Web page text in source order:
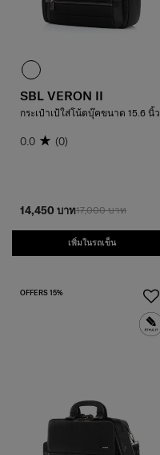
17,000 บาท
14,450 บาท
เพิ่มในรถเข็น
SBL VERON II
กระเป๋าเป้ใส่โน้ตบุ๊คขนาด 15.6 นิ้ว
0.0 (0)
OFFERS 15%